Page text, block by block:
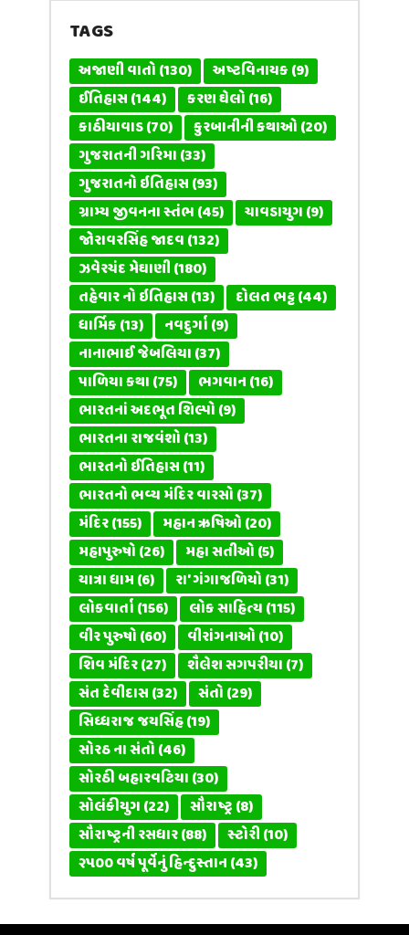
TAGS
અજાણી વાતો(130) અષ્ટવિનાયક(9)
ઈતિહાસ(144) કરણ ઘેલો(16)
કાઠીયાવાડ(70) કુરબાનીની કથાઓ(20)
ગુજરાતની ગરિમા(33)
ગુજરાતનો ઇતિહાસ(93)
ગ્રામ્ય જીવનના સ્તંભ(45) ચાવડાયુગ(9)
જોરાવરસિંહ જાદવ(132)
ઝવેરચંદ મેઘાણી(180)
તહેવાર નો ઇતિહાસ(13) દોલત ભટ્ટ(44)
ધાર્મિક(13) નવદુર્ગા(9)
નાનાભાઈ જેબલિયા(37)
પાળિયા કથા(75) ભગવાન(16)
ભારતનાં અદભૂત શિલ્પો(9)
ભારતના રાજવંશો(13)
ભારતનો ઈતિહાસ(11)
ભારતનો ભવ્ય મંદિર વારસો(37)
મંદિર(155) મહાન ઋષિઓ(20)
મહાપુરુષો(26) મહા સતીઓ(5)
યાત્રા ધામ(6) રા' ગંગાજળિયો(31)
લોકવાર્તા(156) લોક સાહિત્ય(115)
વીર પુરુષો(60) વીરાંગનાઓ(10)
શિવ મંદિર(27) શૈલેશ સગપરીયા(7)
સંત દેવીદાસ(32) સંતો(29)
સિધ્ધરાજ જયસિંહ(19)
સોરઠ ના સંતો(46)
સોરઠી બહારવટિયા(30)
સોલંકીયુગ(22) સૌરાષ્ટ્ર(8)
સૌરાષ્ટ્રની રસધાર(88) સ્ટોરી(10)
૨૫૦૦ વર્ષ પૂર્વેનું હિન્દુસ્તાન(43)